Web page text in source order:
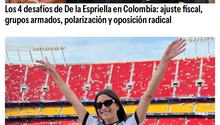
Los 4 desafíos de De la Espriella en Colombia: ajuste fiscal,
grupos armados, polarización y oposición radical